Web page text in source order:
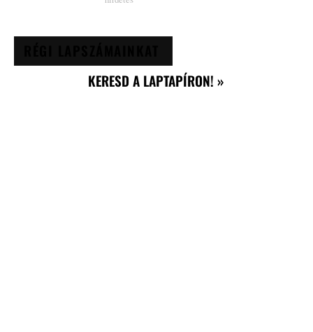
KERESD A LAPTAPÍRON! »